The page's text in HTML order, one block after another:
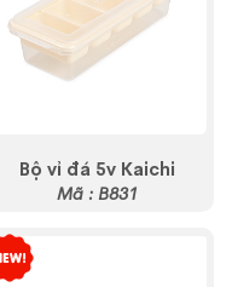
Bộ vỉ đá 5v Kaichi
Mã : B831